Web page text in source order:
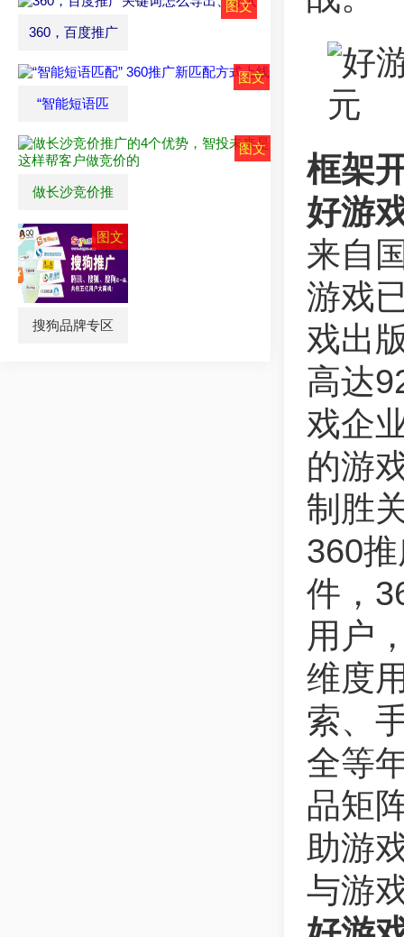
360，百度推广
“智能短语匹
做长沙竞价推
搜狗品牌专区
框架
好游
来自
游戏
戏出
高达
戏企
的游
制胜
360
件，
用户
维度
索、
全等
品矩
助游
与游